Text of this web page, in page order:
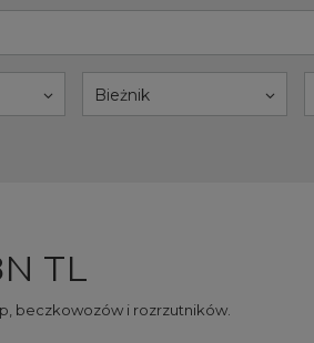
Bieżnik
TL
beczkowozów i rozrzutników.